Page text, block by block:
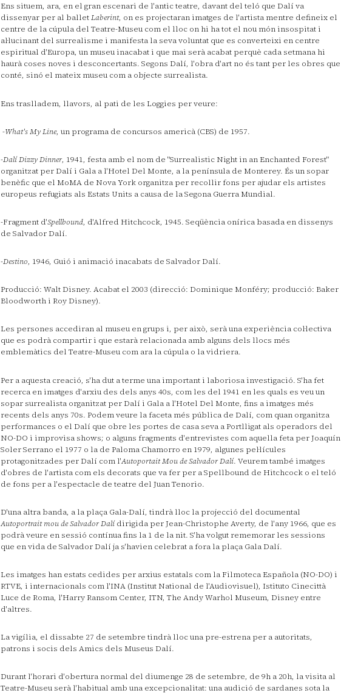
Ens situem, ara, en el gran escenari de l'antic teatre, davant del teló que Dalí va
dissenyar per al balletLaberint, on es projectaran imatges de l'artista mentre defineix el
centre de la cúpula del Teatre-Museu com el lloc on hi ha tot el nou món insospitat i
al·lucinant del surrealisme i manifesta la seva voluntat que es converteixi en centre
espiritual d'Europa, un museu inacabat i que mai serà acabat perquè cada setmana hi
haurà coses noves i desconcertants. Segons Dalí, l'obra d'art no és tant per les obres que
conté, sinó el mateix museu com a objecte surrealista.
Ens traslladem, llavors, al pati de les Loggies per veure:
-What's My Line, un programa de concursos americà (CBS) de 1957.
-Dalí Dizzy Dinner, 1941, festa amb el nom de "Surrealistic Night in an Enchanted Forest"
organitzat per Dalí i Gala a l'Hotel Del Monte, a la península de Monterey. És un sopar
benèfic que el MoMA de Nova York organitza per recollir fons per ajudar els artistes
europeus refugiats als Estats Units a causa de la Segona Guerra Mundial.
-Fragment d'Spellbound, d'Alfred Hitchcock, 1945. Seqüència onírica basada en dissenys
de Salvador Dalí.
-Destino, 1946, Guió i animació inacabats de Salvador Dalí.
Producció: Walt Disney. Acabat el 2003 (direcció: Dominique Monféry; producció: Baker
Bloodworth i Roy Disney).
Les persones accediran al museu en grups i, per això, serà una experiència col·lectiva
que es podrà compartir i que estarà relacionada amb alguns dels llocs més
emblemàtics del Teatre-Museu com ara la cúpula o la vidriera.
Per a aquesta creació, s'ha dut a terme una important i laboriosa investigació. S'ha fet
recerca en imatges d'arxiu des dels anys 40s, com les del 1941 en les quals es veu un
sopar surrealista organitzat per Dalí i Gala a l'Hotel Del Monte, fins a imatges més
recents dels anys 70s. Podem veure la faceta més pública de Dalí, com quan organitza
performances o el Dalí que obre les portes de casa seva a Portlligat als operadors del
NO-DO i improvisa shows; o alguns fragments d'entrevistes com aquella feta per Joaquín
Soler Serrano el 1977 o la de Paloma Chamorro en 1979, algunes pel·lícules
protagonitzades per Dalí com l'Autoportait Mou de Salvador Dalí. Veurem també imatges
d'obres de l'artista com els decorats que va fer per a Spellbound de Hitchcock o el teló
de fons per a l'espectacle de teatre del Juan Tenorio.
D'una altra banda, a la plaça Gala-Dalí, tindrà lloc la projecció del documental
Autoportrait mou de Salvador Dalídirigida per Jean-Christophe Averty, de l'any 1966, que es
podrà veure en sessió contínua fins la 1 de la nit. S'ha volgut rememorar les sessions
que en vida de Salvador Dalí ja s'havien celebrat a fora la plaça Gala Dalí.
Les imatges han estats cedides per arxius estatals com la Filmoteca Española (NO-DO) i
RTVE, i internacionals com l'INA (Institut National de l'Audiovisuel), Istituto Cinecittà
Luce de Roma, l'Harry Ransom Center, ITN, The Andy Warhol Museum, Disney entre
d'altres.
La vigília, el dissabte 27 de setembre tindrà lloc una pre-estrena per a autoritats,
patrons i socis dels Amics dels Museus Dalí.
Durant l'horari d'obertura normal del diumenge 28 de setembre, de 9h a 20h, la visita al
Teatre-Museu serà l'habitual amb una excepcionalitat: una audició de sardanes sota la